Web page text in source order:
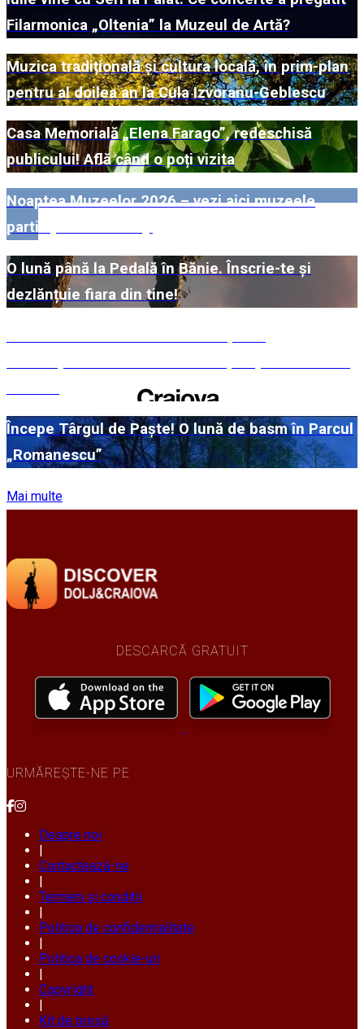
Filarmonica „Oltenia” la Muzeul de Artă?
Muzica tradițională și cultura locală, în prim-plan
pentru al doilea an la Cula Izvoranu-Geblescu
Casa Memorială „Elena Farago”, redeschisă
publicului! Află când o poți vizita
Noaptea Muzeelor 2026 – vezi aici muzeele
participante din Dolj!
O lună până la Pedală în Bănie. Înscrie-te și
dezlănțuie fiara din tine!
Începe Târgul de Paște! O lună de basm în Parcul
„Romanescu”
Mai multe
DESCARCĂ GRATUIT
URMĂREȘTE-NE PE
Despre noi
|
Contactează-ne
|
Termeni și condiții
|
Politica de confidențialitate
|
Politica de cookie-uri
|
Copyright
|
Kit de presă